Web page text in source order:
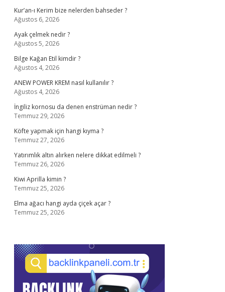
Kur’an-ı Kerim bize nelerden bahseder ?
Ağustos 6, 2026
Ayak çelmek nedir ?
Ağustos 5, 2026
Bilge Kağan Etil kimdir ?
Ağustos 4, 2026
ANEW POWER KREM nasıl kullanılır ?
Ağustos 4, 2026
İngiliz kornosu da denen enstrüman nedir ?
Temmuz 29, 2026
Köfte yapmak için hangi kıyma ?
Temmuz 27, 2026
Yatırımlık altın alırken nelere dikkat edilmeli ?
Temmuz 26, 2026
Kiwi Aprilla kimin ?
Temmuz 25, 2026
Elma ağacı hangi ayda çiçek açar ?
Temmuz 25, 2026